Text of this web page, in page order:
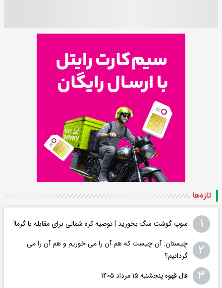
تازه‌ها
۱ سوپ گوشت سگ بخورید | توصیه کره شمالی برای مقابله با گرما!
۲
چیستان: آن چیست که هم آن را می خوریم و هم آن را می
گردانیم؟
۳ فال قهوه پنجشنبه ۱۵ مرداد ۱۴۰۵